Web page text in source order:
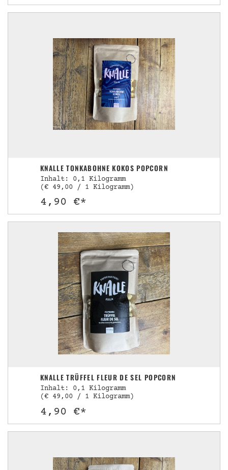
KNALLE TONKABOHNE KOKOS POPCORN
Inhalt: 0,1 Kilogramm
(€ 49,00 / 1 Kilogramm)
4,90 €*
KNALLE TRÜFFEL FLEUR DE SEL POPCORN
Inhalt: 0,1 Kilogramm
(€ 49,00 / 1 Kilogramm)
4,90 €*